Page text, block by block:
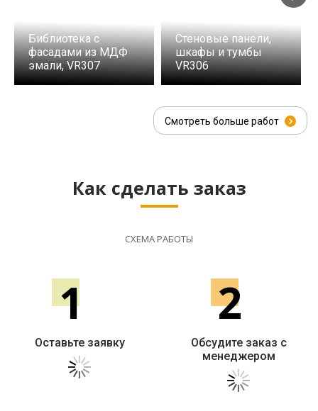
Библиотека с
фасадами из МДФ
эмали, VR307
Стеновые панели,
шкафы и тумбы
VR306
Смотреть больше работ
Как сделать заказ
СХЕМА РАБОТЫ
1
Оставьте заявку
2
Обсудите заказ с
менеджером